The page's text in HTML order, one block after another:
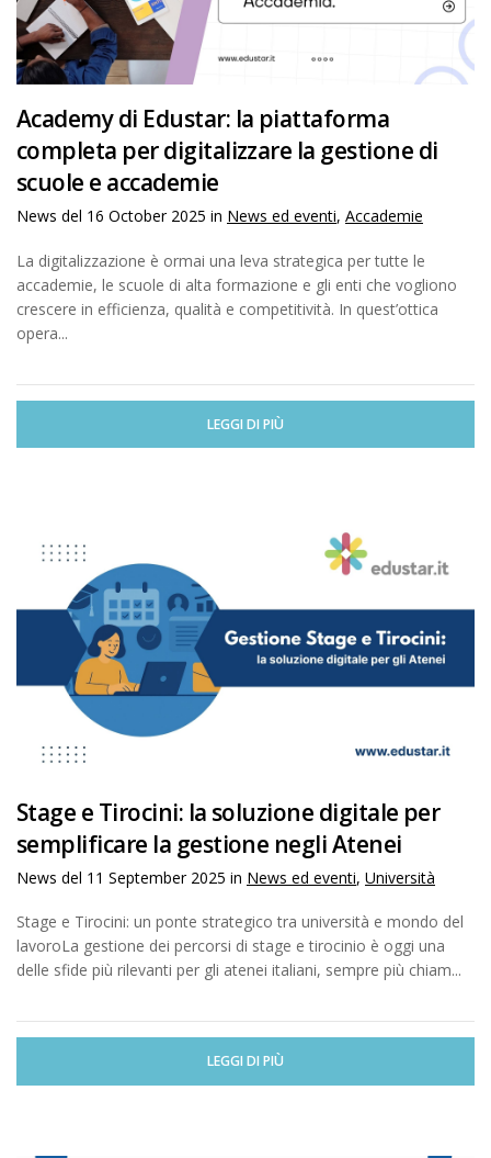
Academy di Edustar: la piattaforma
completa per digitalizzare la gestione di
scuole e accademie
News del 16 October 2025 in News ed eventi, Accademie
La digitalizzazione è ormai una leva strategica per tutte le
accademie, le scuole di alta formazione e gli enti che vogliono
crescere in efficienza, qualità e competitività. In quest’ottica
opera...
LEGGI DI PIÙ
Stage e Tirocini: la soluzione digitale per
semplificare la gestione negli Atenei
News del 11 September 2025 in News ed eventi, Università
Stage e Tirocini: un ponte strategico tra università e mondo del
lavoroLa gestione dei percorsi di stage e tirocinio è oggi una
delle sfide più rilevanti per gli atenei italiani, sempre più chiam...
LEGGI DI PIÙ